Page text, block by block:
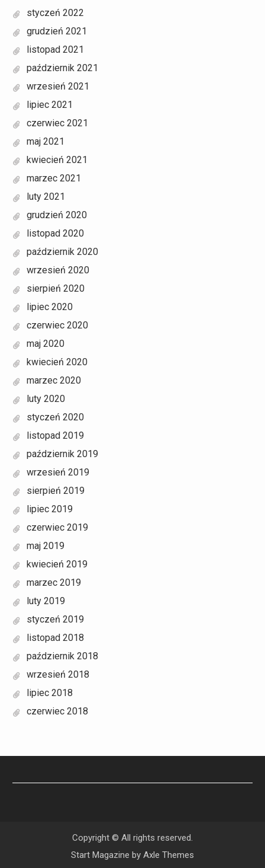
styczeń 2022
grudzień 2021
listopad 2021
październik 2021
wrzesień 2021
lipiec 2021
czerwiec 2021
maj 2021
kwiecień 2021
marzec 2021
luty 2021
grudzień 2020
listopad 2020
październik 2020
wrzesień 2020
sierpień 2020
lipiec 2020
czerwiec 2020
maj 2020
kwiecień 2020
marzec 2020
luty 2020
styczeń 2020
listopad 2019
październik 2019
wrzesień 2019
sierpień 2019
lipiec 2019
czerwiec 2019
maj 2019
kwiecień 2019
marzec 2019
luty 2019
styczeń 2019
listopad 2018
październik 2018
wrzesień 2018
lipiec 2018
czerwiec 2018
Copyright © All rights reserved.
Start Magazine by Axle Themes